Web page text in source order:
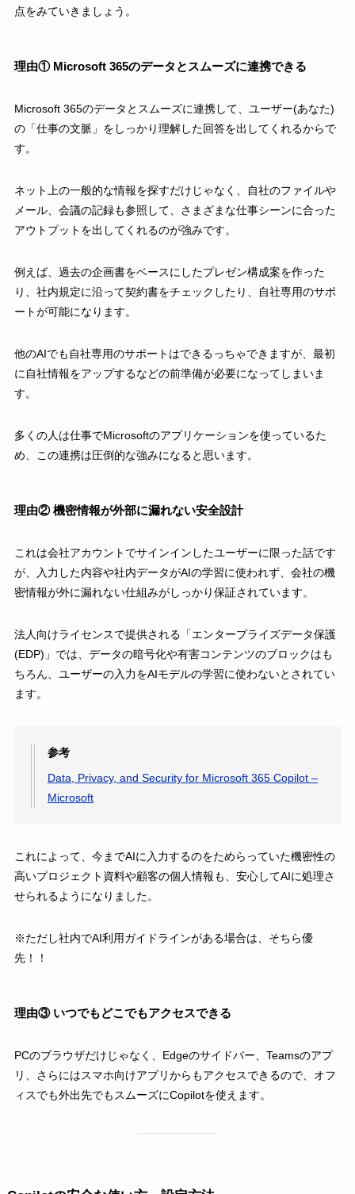
点をみていきましょう。
理由① Microsoft 365のデータとスムーズに連携できる
Microsoft 365のデータとスムーズに連携して、ユーザー(あなた)
の「仕事の文脈」をしっかり理解した回答を出してくれるからで
す。
ネット上の一般的な情報を探すだけじゃなく、自社のファイルや
メール、会議の記録も参照して、さまざまな仕事シーンに合った
アウトプットを出してくれるのが強みです。
例えば、過去の企画書をベースにしたプレゼン構成案を作った
り、社内規定に沿って契約書をチェックしたり、自社専用のサポ
ートが可能になります。
他のAIでも自社専用のサポートはできるっちゃできますが、最初
に自社情報をアップするなどの前準備が必要になってしまいま
す。
多くの人は仕事でMicrosoftのアプリケーションを使っているた
め、この連携は圧倒的な強みになると思います。
理由② 機密情報が外部に漏れない安全設計
これは会社アカウントでサインインしたユーザーに限った話です
が、入力した内容や社内データがAIの学習に使われず、会社の機
密情報が外に漏れない仕組みがしっかり保証されています。
法人向けライセンスで提供される「エンタープライズデータ保護
(EDP)」では、データの暗号化や有害コンテンツのブロックはも
ちろん、ユーザーの入力をAIモデルの学習に使わないとされてい
ます。
参考
Data, Privacy, and Security for Microsoft 365 Copilot –
Microsoft
これによって、今までAIに入力するのをためらっていた機密性の
高いプロジェクト資料や顧客の個人情報も、安心してAIに処理さ
せられるようになりました。
※ただし社内でAI利用ガイドラインがある場合は、そちら優
先！！
理由③ いつでもどこでもアクセスできる
PCのブラウザだけじゃなく、Edgeのサイドバー、Teamsのアプ
リ、さらにはスマホ向けアプリからもアクセスできるので、オフ
ィスでも外出先でもスムーズにCopilotを使えます。